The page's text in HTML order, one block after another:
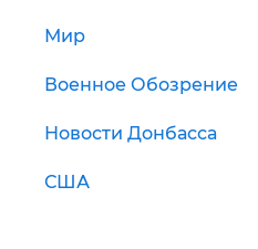
Мир
Военное Обозрение
Новости Донбасса
США